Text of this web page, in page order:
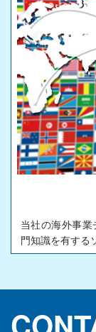
当社の海外事
門知識を有する